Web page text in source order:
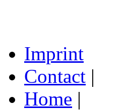
Imprint
Contact |
Home |